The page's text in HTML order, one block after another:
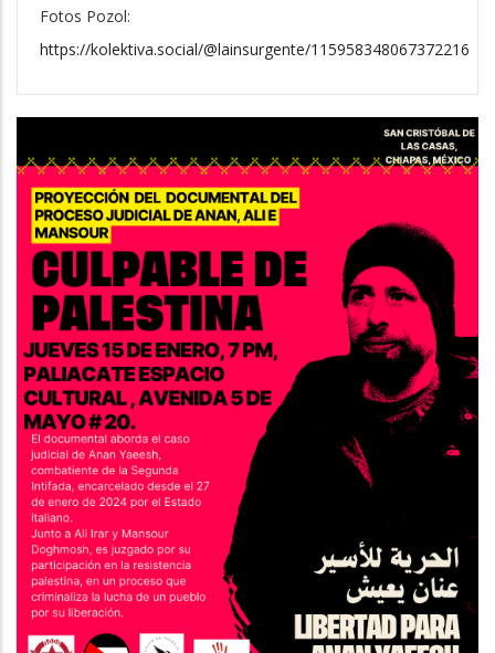
Fotos Pozol:
https://kolektiva.social/@lainsurgente/115958348067372216